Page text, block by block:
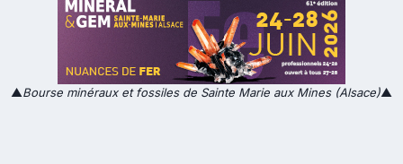
▲Bourse minéraux et fossiles de Sainte Marie aux Mines (Alsace)▲